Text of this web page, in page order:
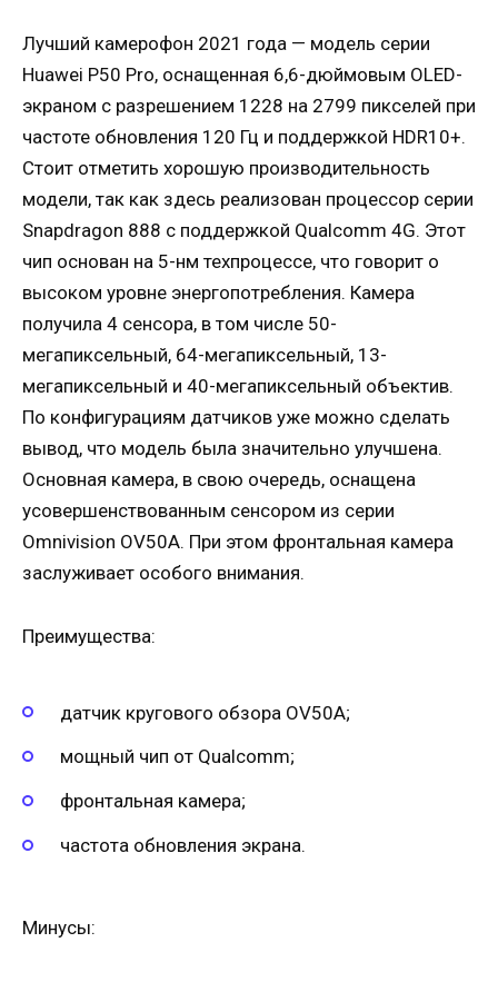
Лучший камерофон 2021 года — модель серии
Huawei P50 Pro, оснащенная 6,6-дюймовым OLED-
экраном с разрешением 1228 на 2799 пикселей при
частоте обновления 120 Гц и поддержкой HDR10+.
Стоит отметить хорошую производительность
модели, так как здесь реализован процессор серии
Snapdragon 888 с поддержкой Qualcomm 4G. Этот
чип основан на 5-нм техпроцессе, что говорит о
высоком уровне энергопотребления. Камера
получила 4 сенсора, в том числе 50-
мегапиксельный, 64-мегапиксельный, 13-
мегапиксельный и 40-мегапиксельный объектив.
По конфигурациям датчиков уже можно сделать
вывод, что модель была значительно улучшена.
Основная камера, в свою очередь, оснащена
усовершенствованным сенсором из серии
Omnivision OV50A. При этом фронтальная камера
заслуживает особого внимания.
Преимущества:
датчик кругового обзора OV50A;
мощный чип от Qualcomm;
фронтальная камера;
частота обновления экрана.
Минусы: